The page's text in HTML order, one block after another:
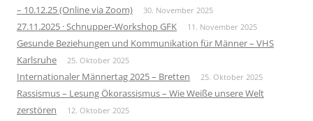
– 10.12.25 (Online via Zoom)
30. November 2025
27.11.2025 · Schnupper-Workshop GFK 11. November 2025
Gesunde Beziehungen und Kommunikation für Männer – VHS
Karlsruhe
25. Oktober 2025
Internationaler Männertag 2025 – Bretten 25. Oktober 2025
Rassismus – Lesung Ökorassismus – Wie Weiße unsere Welt
zerstören
12. Oktober 2025